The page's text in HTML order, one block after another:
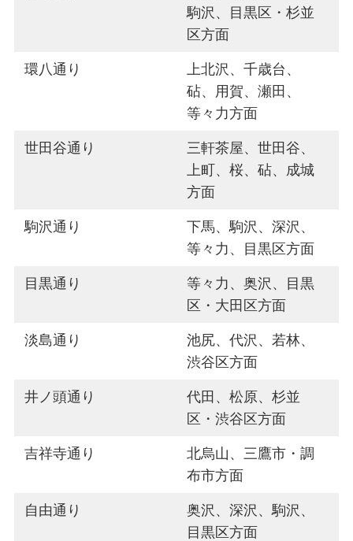
駒沢、目黒区・杉並
区方面
環八通り
上北沢、千歳台、
砧、用賀、瀬田、
等々力方面
世田谷通り
三軒茶屋、世田谷、
上町、桜、砧、成城
方面
駒沢通り
下馬、駒沢、深沢、
等々力、目黒区方面
目黒通り
等々力、奥沢、目黒
区・大田区方面
淡島通り
池尻、代沢、若林、
渋谷区方面
井ノ頭通り
代田、松原、杉並
区・渋谷区方面
吉祥寺通り
北烏山、三鷹市・調
布市方面
自由通り
奥沢、深沢、駒沢、
目黒区方面